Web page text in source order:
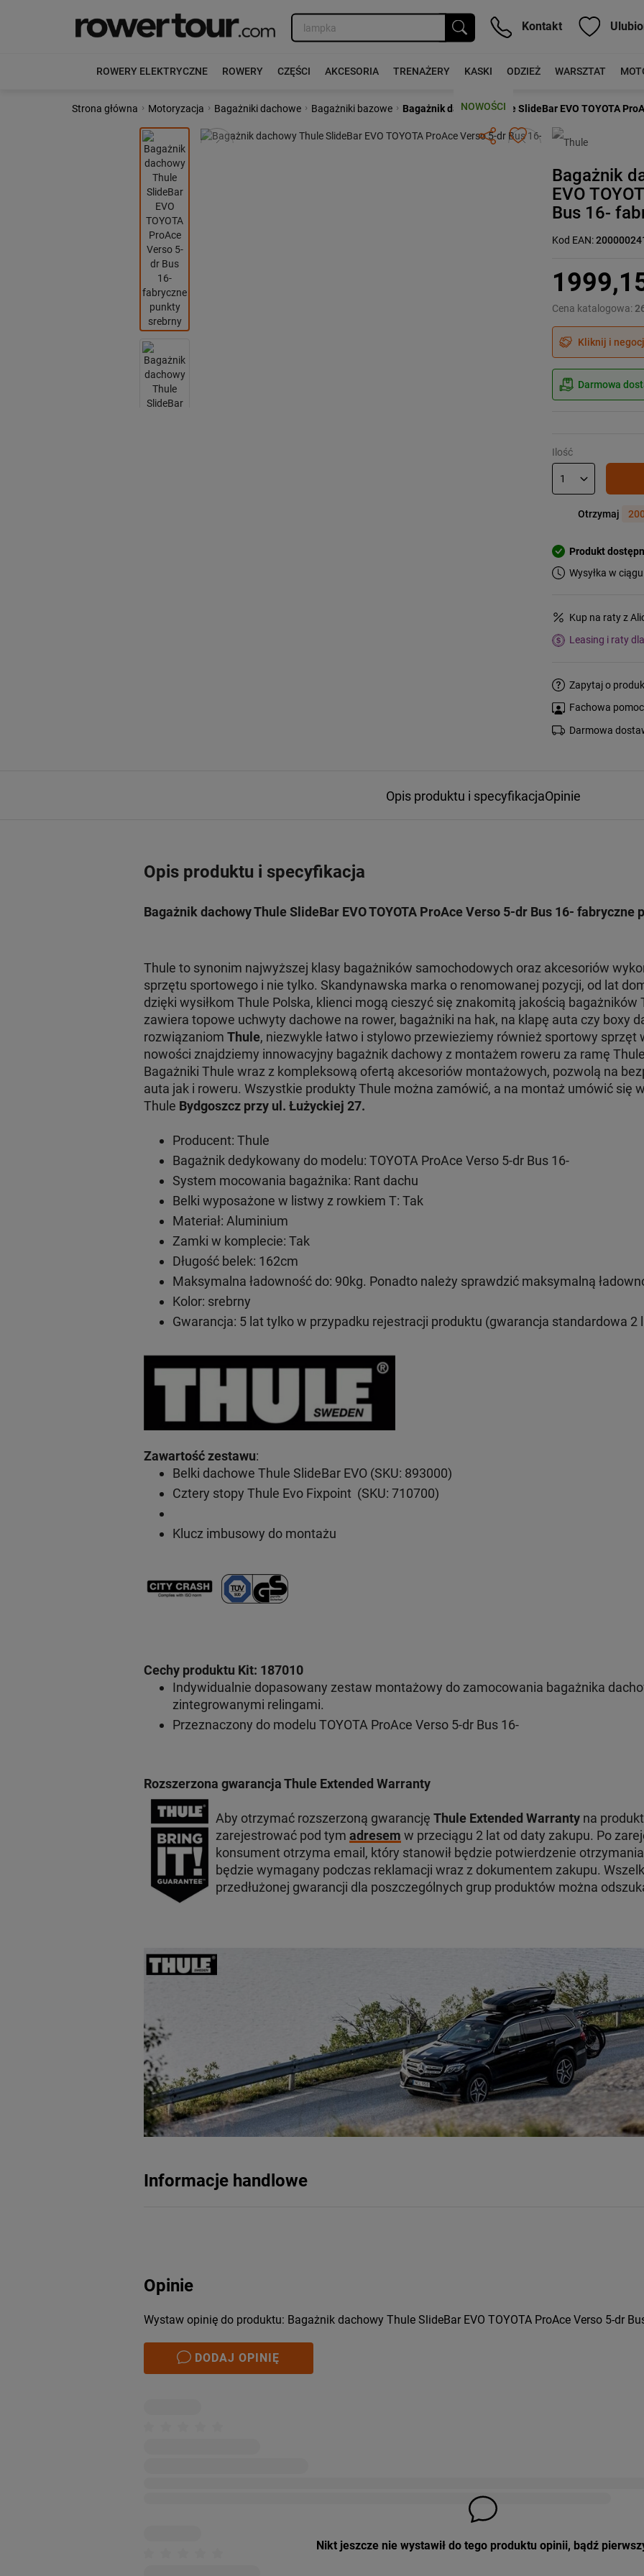
Kontakt
ROWERY ELEKTRYCZNE ROWERY CZĘŚCI AKCESORIA TRENAŻERY KASKI ODZIEŻ WARSZTAT
NOWOŚCI
Strona główna › Motoryzacja › Bagażniki dachowe › Bagażniki bazowe › Bagażnik dachowy Thule SlideBar EVO TOYOTA
Poprzedni Następny
Bagażnik
EVO
Bus 16-
Kod EAN:
Cena katalogowa:
Kliknij i
Darmowa
Ilość
Otrzymaj
Produkt
Wysyłka w
Kup na raty z
Leasing i raty
Zapytaj o
Fachowa
Darmowa
Opis produktu i specyfikacjaOpinie
Opis produktu i specyfikacja
Bagażnik dachowy Thule SlideBar EVO TOYOTA ProAce Verso 5-dr Bus 16- fabryczne
Thule to synonim najwyższej klasy bagażników samochodowych oraz akcesoriów
sprzętu sportowego i nie tylko. Skandynawska marka o renomowanej pozycji, od lat
dzięki wysiłkom Thule Polska, klienci mogą cieszyć się znakomitą jakością
zawiera topowe uchwyty dachowe na rower, bagażniki na hak, na klapę auta czy boxy
rozwiązaniom Thule, niezwykle łatwo i stylowo przewieziemy również sportowy sprzęt
nowości znajdziemy innowacyjny bagażnik dachowy z montażem roweru za ramę
Bagażniki Thule wraz z kompleksową ofertą akcesoriów montażowych, pozwolą na
auta jak i roweru. Wszystkie produkty Thule można zamówić, a na montaż umówić się
Thule Bydgoszcz przy ul. Łużyckiej 27.
Producent: Thule
Bagażnik dedykowany do modelu: TOYOTA ProAce Verso 5-dr Bus 16-
System mocowania bagażnika: Rant dachu
Belki wyposażone w listwy z rowkiem T: Tak
Materiał: Aluminium
Zamki w komplecie: Tak
Długość belek: 162cm
Maksymalna ładowność do: 90kg. Ponadto należy sprawdzić maksymalną
Kolor: srebrny
Gwarancja: 5 lat tylko w przypadku rejestracji produktu (gwarancja standardowa 2
Zawartość zestawu:
Belki dachowe Thule SlideBar EVO (SKU: 893000)
Cztery stopy Thule Evo Fixpoint (SKU: 710700)
Klucz imbusowy do montażu
Cechy produktu Kit: 187010
Indywidualnie dopasowany zestaw montażowy do zamocowania bagażnika
zintegrowanymi relingami.
Przeznaczony do modelu TOYOTA ProAce Verso 5-dr Bus 16-
Rozszerzona gwarancja Thule Extended Warranty
Aby otrzymać rozszerzoną gwarancję Thule Extended Warrantyna
zarejestrować pod tym adresem w przeciągu 2 lat od daty zakupu. Po
konsument otrzyma email, który stanowił będzie potwierdzenie
będzie wymagany podczas reklamacji wraz z dokumentem zakupu.
przedłużonej gwarancji dla poszczególnych grup produktów można
Informacje handlowe
Opinie
Wystaw opinię do produktu: Bagażnik dachowy Thule SlideBar EVO TOYOTA ProAce Verso 5-dr
DODAJ OPINIĘ
Nikt jeszcze nie wystawił do tego produktu opinii, bądź